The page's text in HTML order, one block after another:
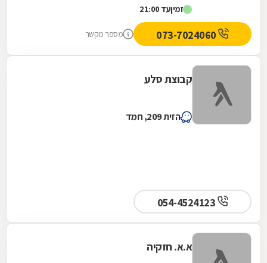
מענה...
זמיןעד 21:00
מספר מקשר
קבוצת סלע
הזית 209, חמד
א.א. חזקיה